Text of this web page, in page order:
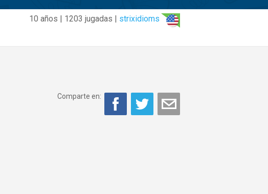
10 años | 1203 jugadas | strixidioms
Comparte en: